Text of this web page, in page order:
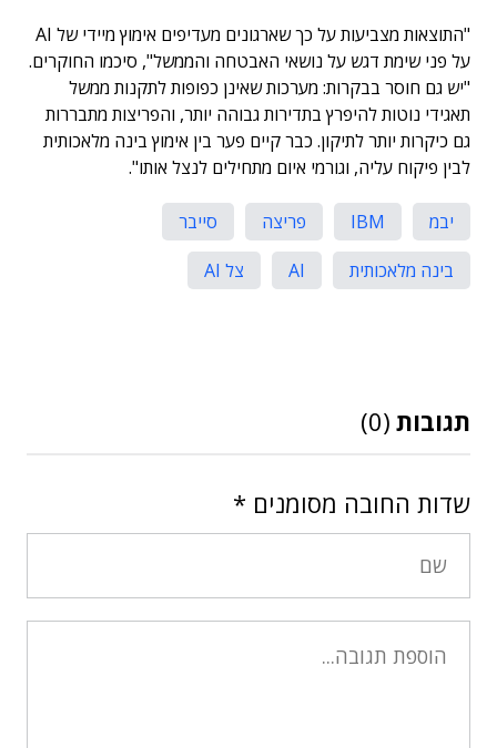
"התוצאות מצביעות על כך שארגונים מעדיפים אימוץ מיידי של AI
על פני שימת דגש על נושאי האבטחה והממשל", סיכמו החוקרים.
"יש גם חוסר בבקרות: מערכות שאינן כפופות לתקנות ממשל
תאגידי נוטות להיפרץ בתדירות גבוהה יותר, והפריצות מתבררות
גם כיקרות יותר לתיקון. כבר קיים פער בין אימוץ בינה מלאכותית
לבין פיקוח עליה, וגורמי איום מתחילים לנצל אותו".
יבמ IBM פריצה
סייבר
בינה מלאכותית
AI צל AI
תגובות (0)
שדות החובה מסומנים *